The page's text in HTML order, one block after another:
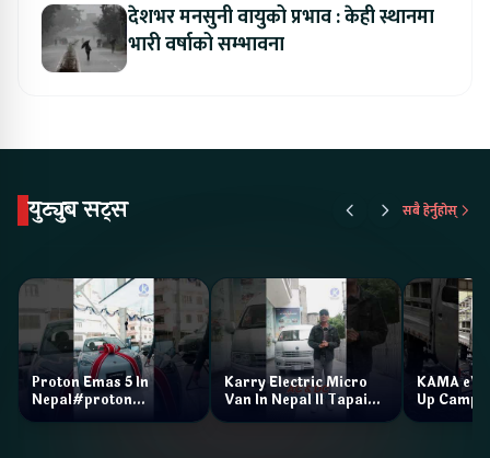
देशभर मनसुनी वायुको प्रभाव : केही स्थानमा
भारी वर्षाको सम्भावना
युट्युब सट्स सबै हेर्नुहोस्
Proton Emas 5 In
Nepal#proton
#protonemas5#protonnepal#evcarnepal
Karry Electric Micro
Van In Nepal II Tapaiko
Bazar II Jankari
KAMA eV
Up Camp